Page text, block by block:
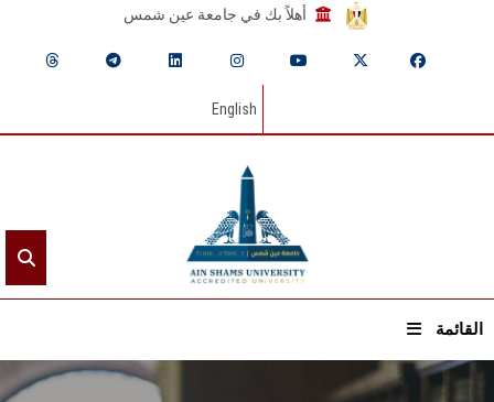
أهلاً بك في جامعة عين شمس
English
القائمة
الرئيسيـة